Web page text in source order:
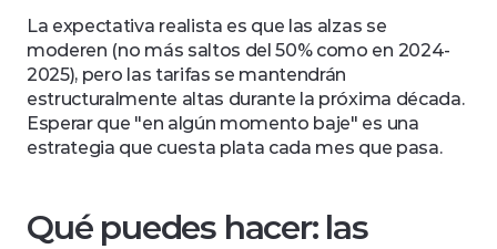
La expectativa realista es que las alzas se
moderen (no más saltos del 50% como en 2024-
2025), pero las tarifas se mantendrán
estructuralmente altas durante la próxima década.
Esperar que "en algún momento baje" es una
estrategia que cuesta plata cada mes que pasa.
Qué puedes hacer: las